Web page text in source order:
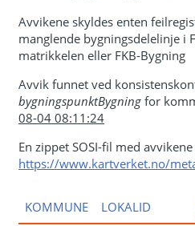
Avvikene skyldes enten
manglende bygningsdelelinje i
matrikkelen eller FKB-Bygning
Avvik funnet ved
bygningspunktBygning for
08-04 08:11:24
En zippet SOSI-fil med
https://www.kartverket.no/
KOMMUNE LOKALID